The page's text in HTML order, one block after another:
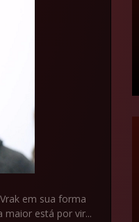
em sua forma
está por vir...